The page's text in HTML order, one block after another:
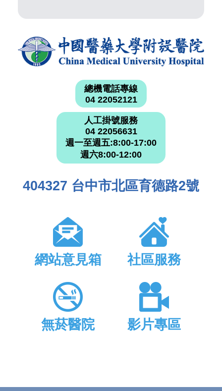
總機電話專線
04 22052121
人工掛號服務
04 22056631
週一至週五:8:00-17:00
週六8:00-12:00
404327 台中市北區育德路2號
網站意見箱 社區服務
無菸醫院 影片專區